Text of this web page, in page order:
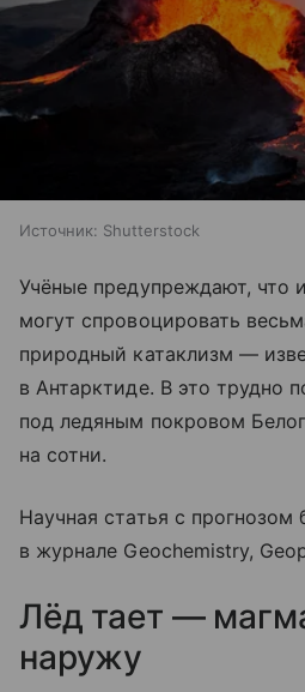
Источник: Shutterstock
Учёные предупреждают, что
могут спровоцировать
природный катаклизм —
в Антарктиде. В это трудно
под ледяным покровом
на сотни.
Научная статья с прогнозом
в журнале Geochemistry,
Лёд тает —
наружу